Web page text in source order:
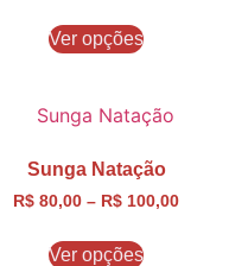
Ver opções
Sunga Natação
R$ 80,00 – R$ 100,00
Ver opções